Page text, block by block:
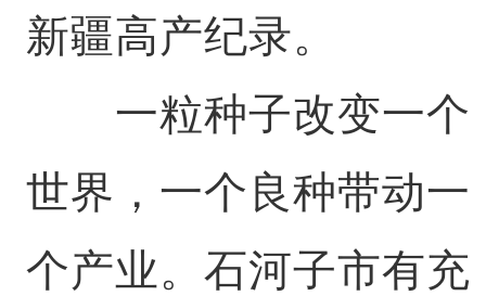
新疆高产纪录。
一粒种子改变一个
世界，一个良种带动一
个产业。石河子市有充